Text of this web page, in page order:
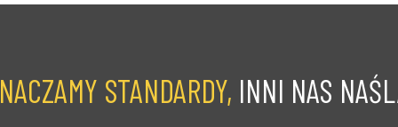
STANDARDY, INNI NAS